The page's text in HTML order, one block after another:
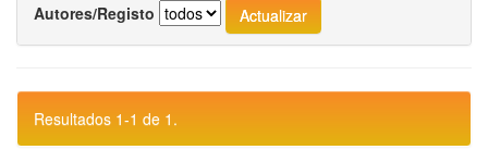
Autores/Registo
Resultados 1-1 de 1.